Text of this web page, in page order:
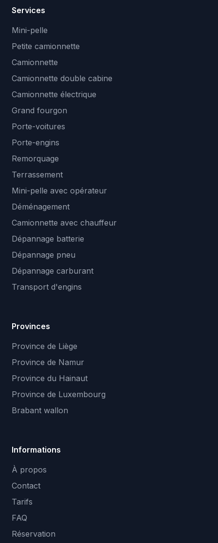
Services
Mini-pelle
Petite camionnette
Camionnette
Camionnette double cabine
Camionnette électrique
Grand fourgon
Porte-voitures
Porte-engins
Remorquage
Terrassement
Mini-pelle avec opérateur
Déménagement
Camionnette avec chauffeur
Dépannage batterie
Dépannage pneu
Dépannage carburant
Transport d'engins
Provinces
Province de Liège
Province de Namur
Province du Hainaut
Province de Luxembourg
Brabant wallon
Informations
À propos
Contact
Tarifs
FAQ
Réservation